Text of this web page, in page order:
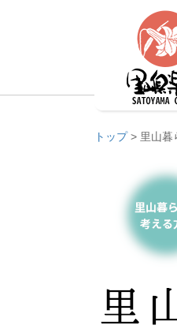
トップ> 里山暮